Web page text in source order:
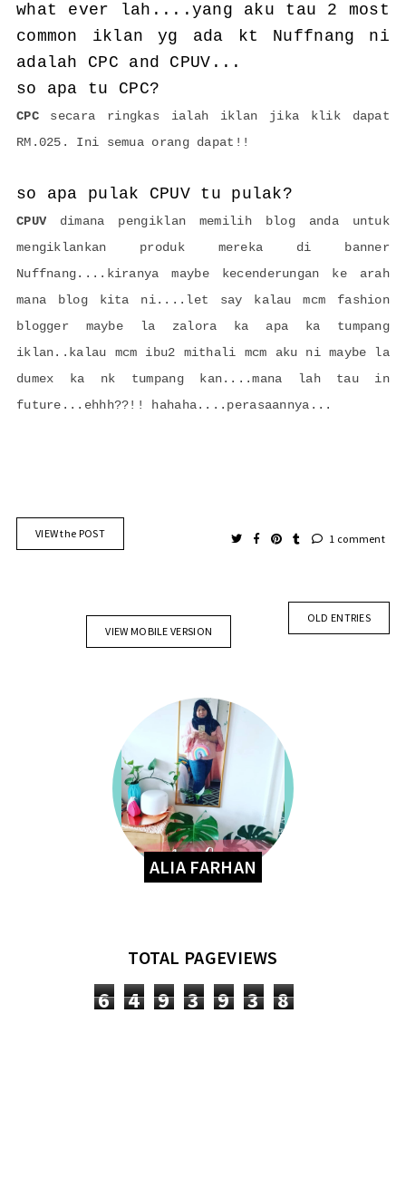
what ever lah....yang aku tau 2 most
common iklan yg ada kt Nuffnang ni
adalah CPC and CPUV...
so apa tu CPC?
CPC secara ringkas ialah iklan jika klik dapat
RM.025. Ini semua orang dapat!!
so apa pulak CPUV tu pulak?
CPUV dimana pengiklan memilih blog anda untuk
mengiklankan produk mereka di banner
Nuffnang....kiranya maybe kecenderungan ke arah
mana blog kita ni....let say kalau mcm fashion
blogger maybe la zalora ka apa ka tumpang
iklan..kalau mcm ibu2 mithali mcm aku ni maybe la
dumex ka nk tumpang kan....mana lah tau in
future...ehhh??!! hahaha....perasaannya...
VIEW the POST 1 comment
OLD ENTRIES
VIEW MOBILE VERSION
ALIA FARHAN
TOTAL PAGEVIEWS
6 4 9 3 9 3 8